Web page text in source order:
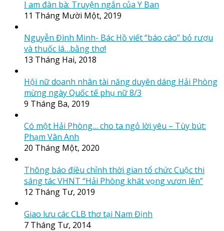
I am đàn bà: Truyện ngắn của Y Ban
11 Tháng Mười Một, 2019
Nguyễn Đình Minh- Bác Hồ viết “báo cáo” bỏ rượu
và thuốc lá…bằng thơ!
13 Tháng Hai, 2018
Hội nữ doanh nhân tài năng duyên dáng Hải Phòng
mừng ngày Quốc tế phụ nữ 8/3
9 Tháng Ba, 2019
Có một Hải Phòng… cho ta ngỏ lời yêu – Tùy bút:
Phạm Vân Anh
20 Tháng Một, 2020
Thông báo điều chỉnh thời gian tổ chức Cuộc thi
sáng tác VHNT “Hải Phòng khát vọng vươn lên”
12 Tháng Tư, 2019
Giao lưu các CLB thơ tại Nam Định
7 Tháng Tư, 2014